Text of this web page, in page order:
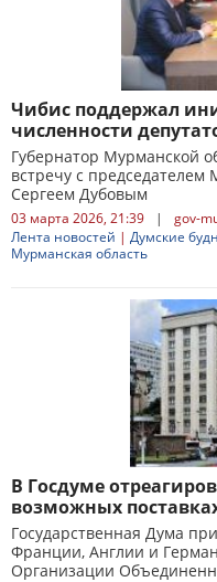
Чибис поддержал
численности
Губернатор Мурманской
встречу с
Сергеем Дубовым
03 марта 2026, 21:39 |
gov-
Лента новостей | Думские
Мурманская область
В Госдуме
возможных
Государственная Дума
Франции, Англии и
Организации